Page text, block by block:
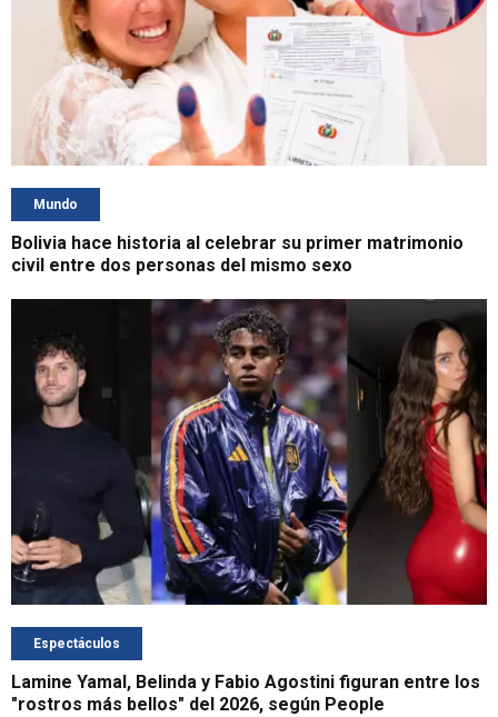
Mundo
Bolivia hace historia al celebrar su primer matrimonio
civil entre dos personas del mismo sexo
Espectáculos
Lamine Yamal, Belinda y Fabio Agostini figuran entre los
"rostros más bellos" del 2026, según People